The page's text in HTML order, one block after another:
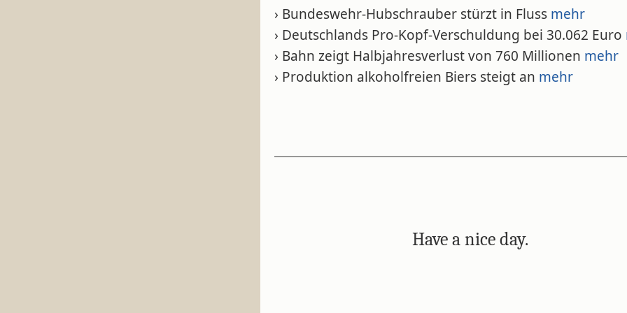
› Bundeswehr-Hubschrauber stürzt in Fluss mehr
› Deutschlands Pro-Kopf-Verschuldung bei 30.062 Euro
› Bahn zeigt Halbjahresverlust von 760 Millionen mehr
› Produktion alkoholfreien Biers steigt an mehr
Have a nice day.